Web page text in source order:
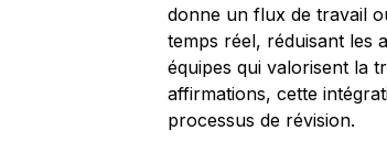
donne un flux de travail
temps réel, réduisant les
équipes qui valorisent la
affirmations, cette
processus de révision.